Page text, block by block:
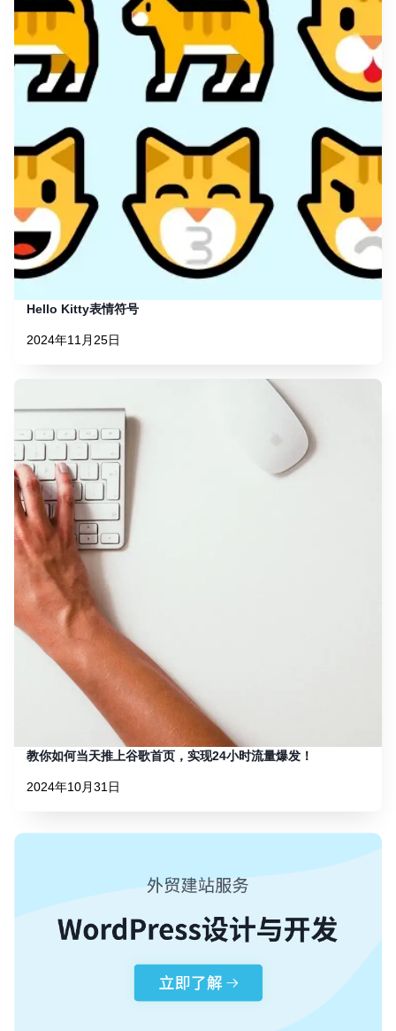
Hello Kitty表情符号
2024年11月25日
教你如何当天推上谷歌首页，实现24小时流量爆发！
2024年10月31日